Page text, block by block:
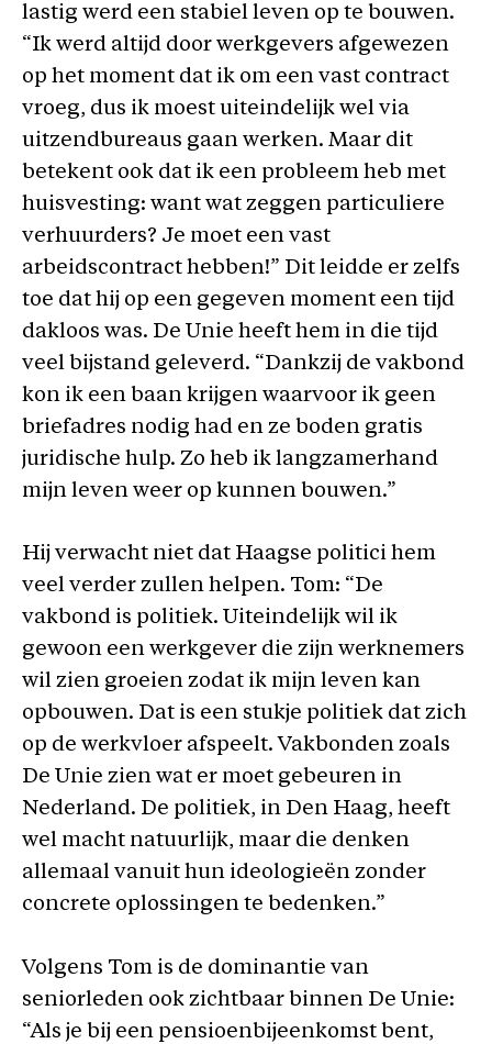
lastig werd een stabiel leven op te bouwen.
“Ik werd altijd door werkgevers afgewezen
op het moment dat ik om een vast contract
vroeg, dus ik moest uiteindelijk wel via
uitzendbureaus gaan werken. Maar dit
betekent ook dat ik een probleem heb met
huisvesting: want wat zeggen particuliere
verhuurders? Je moet een vast
arbeidscontract hebben!” Dit leidde er zelfs
toe dat hij op een gegeven moment een tijd
dakloos was. De Unie heeft hem in die tijd
veel bijstand geleverd. “Dankzij de vakbond
kon ik een baan krijgen waarvoor ik geen
briefadres nodig had en ze boden gratis
juridische hulp. Zo heb ik langzamerhand
mijn leven weer op kunnen bouwen.”
Hij verwacht niet dat Haagse politici hem
veel verder zullen helpen. Tom: “De
vakbond is politiek. Uiteindelijk wil ik
gewoon een werkgever die zijn werknemers
wil zien groeien zodat ik mijn leven kan
opbouwen. Dat is een stukje politiek dat zich
op de werkvloer afspeelt. Vakbonden zoals
De Unie zien wat er moet gebeuren in
Nederland. De politiek, in Den Haag, heeft
wel macht natuurlijk, maar die denken
allemaal vanuit hun ideologieën zonder
concrete oplossingen te bedenken.”
Volgens Tom is de dominantie van
seniorleden ook zichtbaar binnen De Unie:
“Als je bij een pensioenbijeenkomst bent,